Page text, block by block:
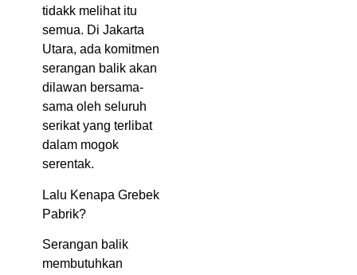
tidakk melihat itu
semua. Di Jakarta
Utara, ada komitmen
serangan balik akan
dilawan bersama-
sama oleh seluruh
serikat yang terlibat
dalam mogok
serentak.
Lalu Kenapa Grebek
Pabrik?
Serangan balik
membutuhkan